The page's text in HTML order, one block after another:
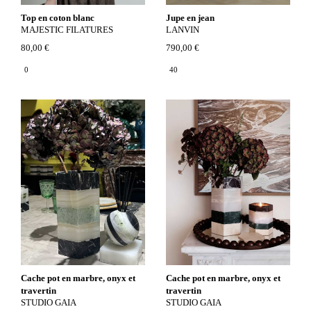
Top en coton blanc
MAJESTIC FILATURES
80,00 €
0
Jupe en jean
LANVIN
790,00 €
40
Cache pot en marbre, onyx et
travertin
STUDIO GAIA
Cache pot en marbre, onyx et
travertin
STUDIO GAIA